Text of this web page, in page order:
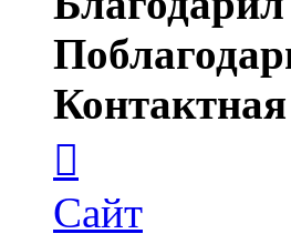
пользователя
Бегемот
Сайт